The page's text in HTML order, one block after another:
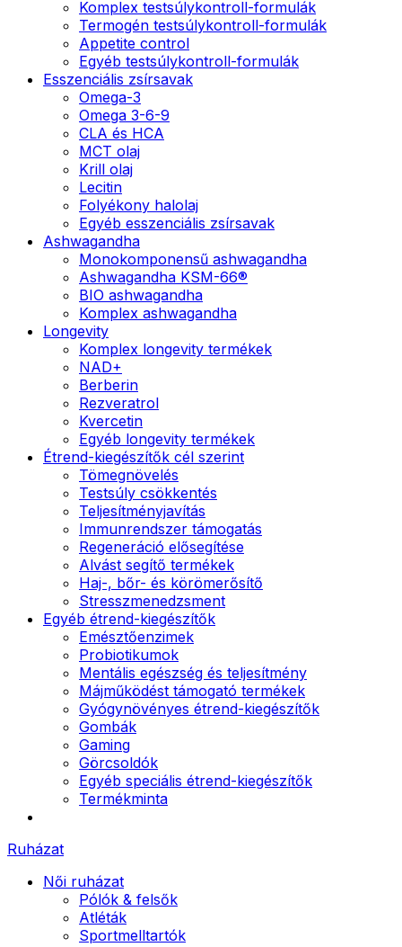
Komplex testsúlykontroll-formulák
Termogén testsúlykontroll-formulák
Appetite control
Egyéb testsúlykontroll-formulák
Esszenciális zsírsavak
Omega-3
Omega 3-6-9
CLA és HCA
MCT olaj
Krill olaj
Lecitin
Folyékony halolaj
Egyéb esszenciális zsírsavak
Ashwagandha
Monokomponensű ashwagandha
Ashwagandha KSM-66®
BIO ashwagandha
Komplex ashwagandha
Longevity
Komplex longevity termékek
NAD+
Berberin
Rezveratrol
Kvercetin
Egyéb longevity termékek
Étrend-kiegészítők cél szerint
Tömegnövelés
Testsúly csökkentés
Teljesítményjavítás
Immunrendszer támogatás
Regeneráció elősegítése
Alvást segítő termékek
Haj-, bőr- és körömerősítő
Stresszmenedzsment
Egyéb étrend-kiegészítők
Emésztőenzimek
Probiotikumok
Mentális egészség és teljesítmény
Májműködést támogató termékek
Gyógynövényes étrend-kiegészítők
Gombák
Gaming
Görcsoldók
Egyéb speciális étrend-kiegészítők
Termékminta
Ruházat
Női ruházat
Pólók & felsők
Atléták
Sportmelltartók